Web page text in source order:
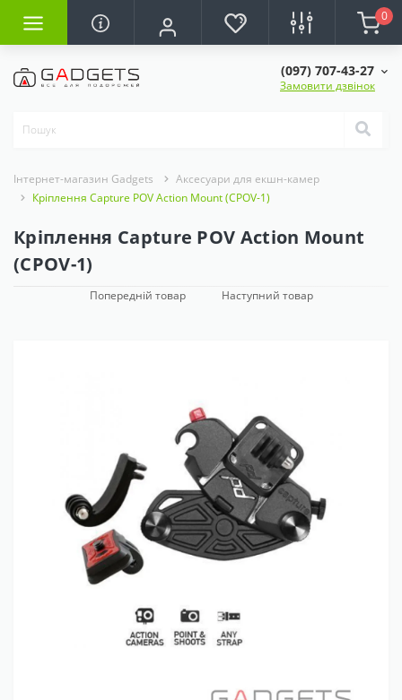
0
(097) 707-43-27
Замовити дзвінок
Інтернет-магазин Gadgets
Аксесуари для екшн-камер
Кріплення Capture POV Action Mount (CPOV-1)
Кріплення Capture POV Action Mount
(CPOV-1)
Попередній товар Наступний товар